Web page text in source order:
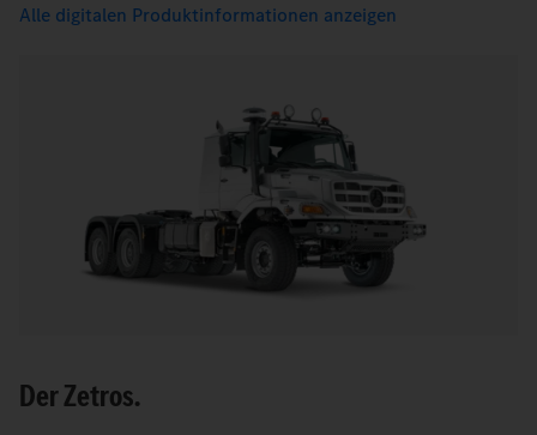
Alle digitalen Produktinformationen anzeigen
Der Zetros.